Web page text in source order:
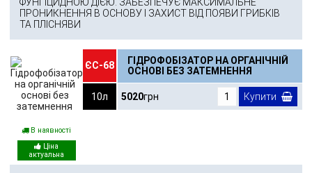
ПРОНИКНЕННЯ В ОСНОВУ І ЗАХИСТ ВІД ПОЯВИ ГРИБКІВ
ТА ПЛІСНЯВИ
В наявності
ЄС-68
ГІДРОФОБІЗАТОР НА ОРГАНІЧНІЙ
ОСНОВІ БЕЗ ЗАТЕМНЕННЯ
10л 5020грн Купити